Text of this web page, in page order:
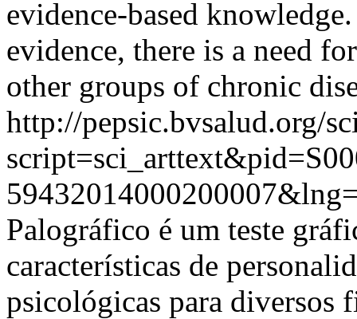
evidence-based
evidence, there is a need
other groups of chronic
http://pepsic.bvsalud.org/
Palográfico é um teste
características de
psicológicas para diversos